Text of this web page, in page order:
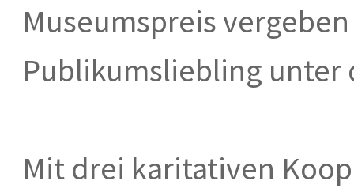
Museumspreis
Publikumsliebling unter
Mit drei karitativen